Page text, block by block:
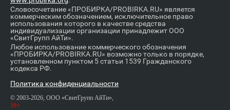
Словосочетание «ПРОБИРКА/PROBIRKA.RU» является
коммерческим обозначением, исключительное право
использования которого в качестве средства
индивидуализации организации принадлежит ООО
«СвитГрупп АйТи».
Любое использование коммерческого обозначения
«ПРОБИРКА/PROBIRKA.RU» возможно только в порядке,
установленном пунктом 5 статьи 1539 Гражданского
кодекса РФ.
Политика конфиденциальности
© 2003-2026, ООО «СвитГрупп АйТи»,
16+